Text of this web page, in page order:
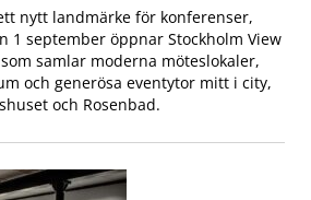
nytt landmärke för konferenser,
1 september öppnar Stockholm View
samlar moderna möteslokaler,
och generösa eventytor mitt i city,
och Rosenbad.